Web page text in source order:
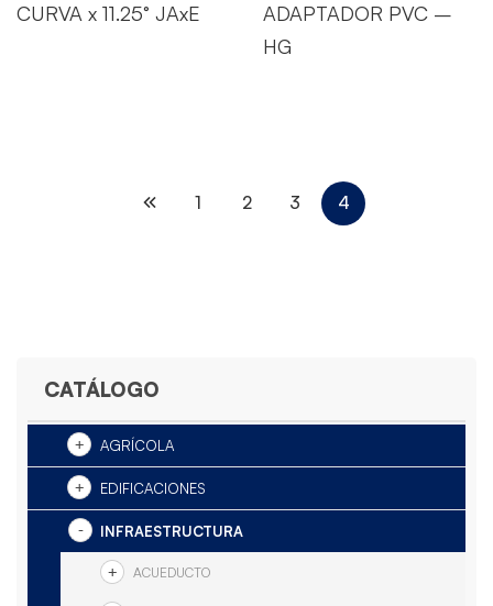
CATÁLOGO
AGRÍCOLA
EDIFICACIONES
INFRAESTRUCTURA
ACUEDUCTO
CURVA x 11.25° JAxE
ADAPTADOR PVC –
HG
1 2 3 4